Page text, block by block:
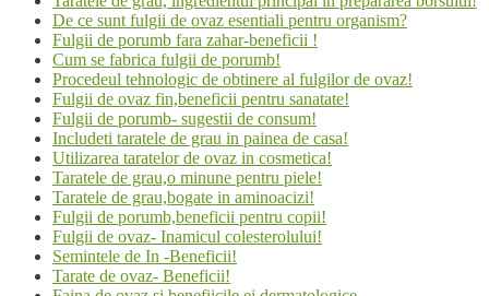
De ce sunt fulgii de ovaz esentiali pentru organism?
Fulgii de porumb fara zahar-beneficii !
Cum se fabrica fulgii de porumb!
Procedeul tehnologic de obtinere al fulgilor de ovaz!
Fulgii de ovaz fin,beneficii pentru sanatate!
Fulgii de porumb- sugestii de consum!
Includeti taratele de grau in painea de casa!
Utilizarea taratelor de ovaz in cosmetica!
Taratele de grau,o minune pentru piele!
Taratele de grau,bogate in aminoacizi!
Fulgii de porumb,beneficii pentru copii!
Fulgii de ovaz- Inamicul colesterolului!
Semintele de In -Beneficii!
Tarate de ovaz- Beneficii!